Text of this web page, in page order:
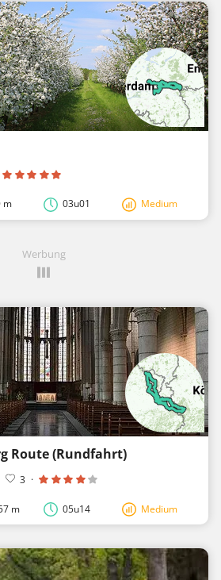
m 03u01 Medium
Werbung
Route (Rundfahrt)
3 ·
m 05u14 Medium